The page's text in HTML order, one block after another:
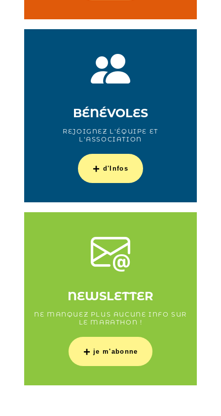
BÉNÉVOLES
REJOIGNEZ L'ÉQUIPE ET
L'ASSOCIATION
+ d'Infos
NEWSLETTER
NE MANQUEZ PLUS AUCUNE INFO SUR
LE MARATHON !
+ je m'abonne